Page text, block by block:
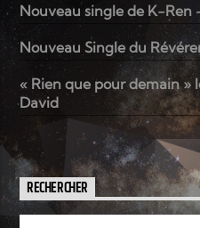
Nouveau single de K-Ren
Nouveau Single du
« Rien que pour demain »
David
RECHERCHER